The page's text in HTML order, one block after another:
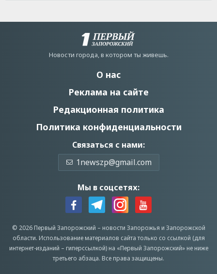
Новости города, в котором ты живешь.
О нас
Реклама на сайте
Редакционная политика
Политика конфиденциальности
Связаться с нами:
1newszp@gmail.com
Мы в соцсетях:
© 2026 Первый Запорожский – новости Запорожья и Запорожской
области. Использование материалов сайта только со ссылкой (для
интернет-изданий – гиперссылкой) на «Первый Запорожский» не ниже
третьего абзаца. Все права защищены.